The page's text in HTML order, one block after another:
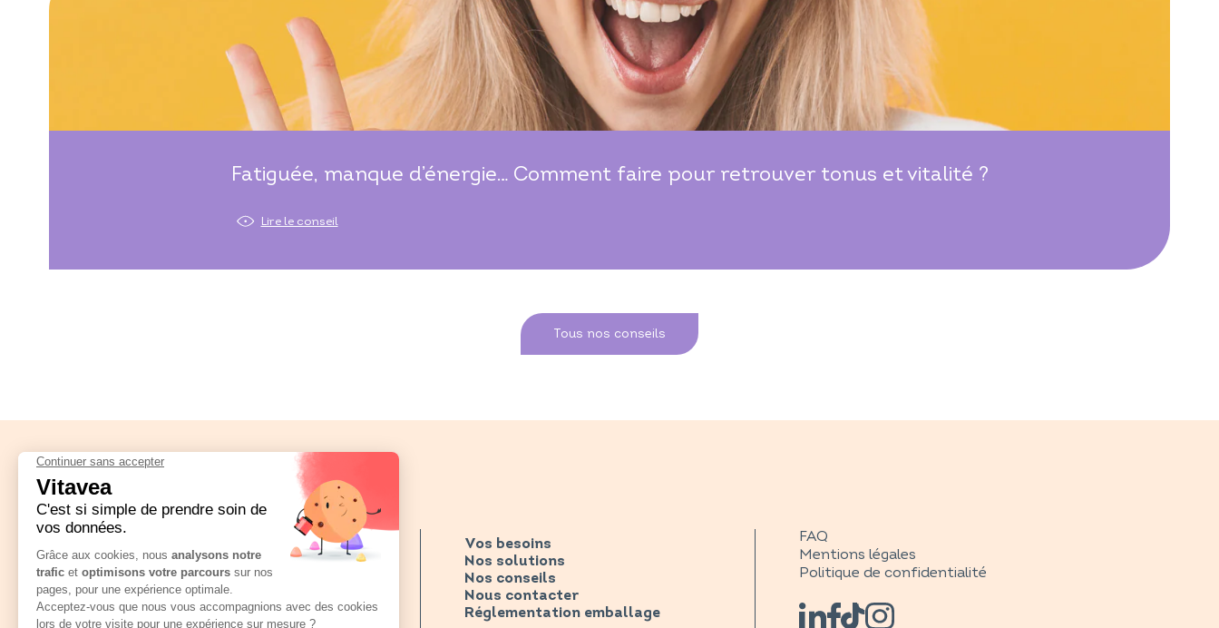
Fatiguée, manque d’énergie… Comment faire pour retrouver tonus et vitalité ?
Lire le conseil
Tous nos conseils
Vos besoins
Nos solutions
Nos conseils
Nous contacter
Réglementation emballage
FAQ
Mentions légales
Politique de confidentialité